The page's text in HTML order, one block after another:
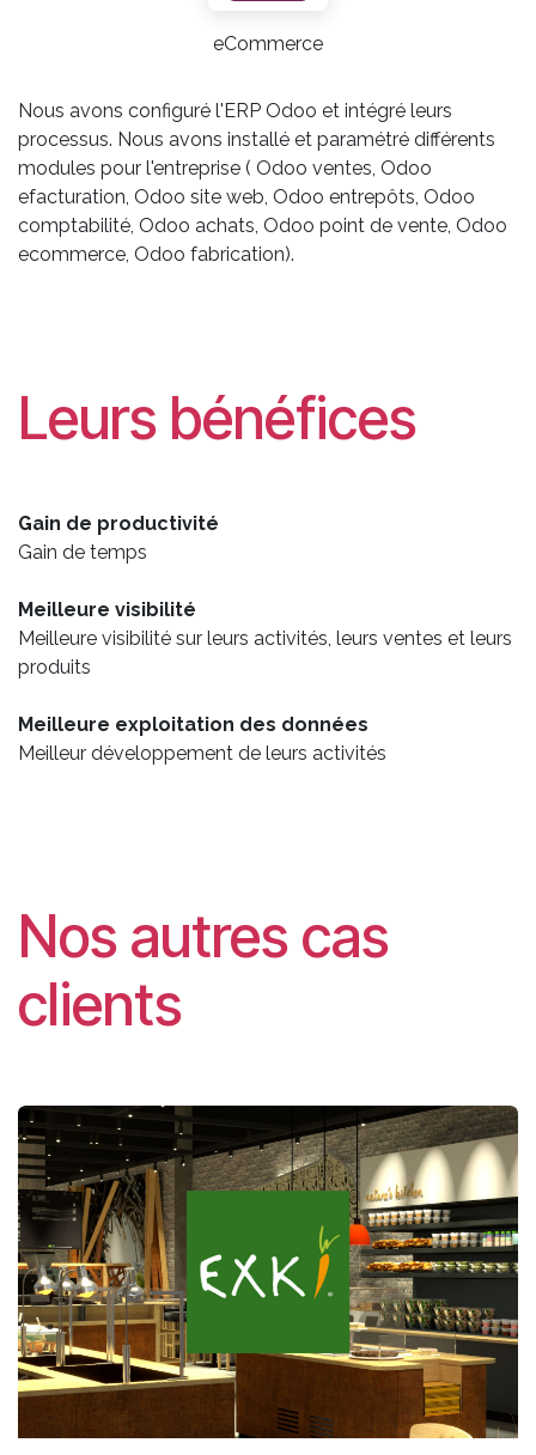
eCommerce
Nous avons configuré l'ERP Odoo et intégré leurs
processus. Nous avons installé et paramétré différents
modules pour l'entreprise ( Odoo ventes, Odoo
efacturation, Odoo site web, Odoo entrepôts, Odoo
comptabilité, Odoo achats, Odoo point de vente, Odoo
ecommerce, Odoo fabrication).
Leurs bénéfices
Gain de productivité
Gain de temps
Meilleure visibilité
Meilleure visibilité sur leurs activités, leurs ventes et leurs
produits
Meilleure exploitation des données
Meilleur développement de leurs activités
Nos autres cas
clients